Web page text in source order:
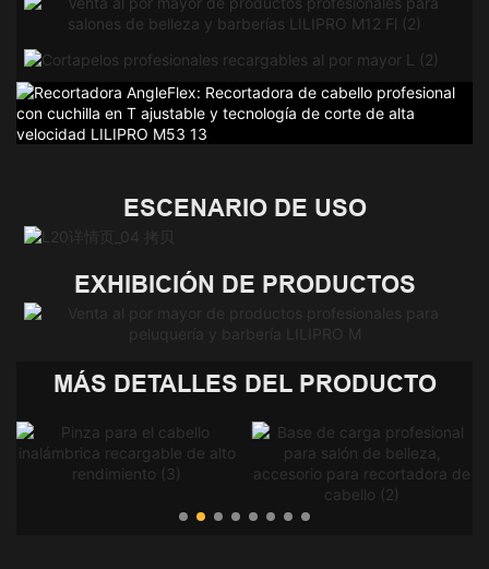
ESCENARIO DE USO
EXHIBICIÓN DE PRODUCTOS
MÁS DETALLES DEL PRODUCTO